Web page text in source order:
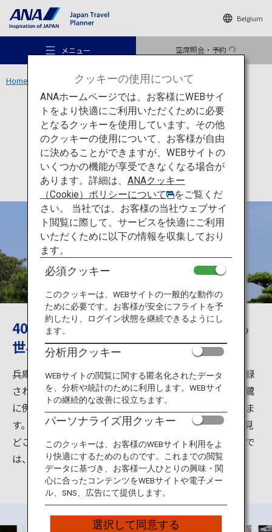
Belgium
メニュー 空席照会・予約
おすすめの旅
旅のアイデア
行き先
旅のお役立ち情報
ANA サービス
Home 関西エリア 姫路城
文化 兵庫
姫路城
400年以上も美しさと迫力を持ち続ける
世界遺産「姫路城」
兵庫県姫路市の姫路城は、ユネスコ世界文化遺産に登録
された名城。青空に映えるその姿は水から飛び立つ白鷺
に例えられ、別名「白鷺城」とも呼ばれ親しまれていま
す。荘厳な天守閣をはじめ、防衛のための仕掛けなど見
どころがたっぷり。西御屋敷跡に造られた「好古園」で
は、姫路城を臨みながら食事やお茶を楽しめます。
クッキーの使用について
ANAホームページでは、お客様にWEBサイ
トをより快適にご利用いただくために必要
となるクッキーを使用しています。その他
のクッキーの使用について、お客様が自由
に決めることができますが、WEBサイトの
いくつかの機能が享受できなくなる場合が
あります。詳細は、 ANAクッキー
（Cookie）ポリシーについて
をご覧くだ
さい。 当社では、お客様の当社ウェブサイ
ト閲覧に際して、サービスを快適にご利用
いただくために以下の情報を収集しており
ます。
必須クッキー
このクッキーは、WEBサイトの一般的な動作の
ために必要です。お客様が安全にフライトを予
約したり、ログイン状態を継続できるようにし
ます。
分析用クッキー
WEBサイトの閲覧に関する匿名化されたデータ
を、分析や統計のために利用します。WEBサイ
トの継続的な改善に役立ちます。
パーソナライズ用クッキー
このクッキーは、お客様のWEBサイト利用をよ
り快適にするためのものです。これまでの閲覧
データに基づき、お客様一人ひとりの興味・関
心に合ったコンテンツをWEBサイトや電子メー
ル、SNS、広告にて提供します。
選択して同意する